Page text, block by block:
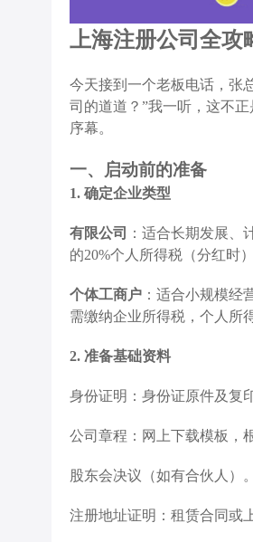
上海注册公司全攻
今天接到一个老板电话，张
司的道道？”我一听，这不
序幕。
一、启动前的准备
1. 确定企业类型
有限公司
：适合长期发展、
的20%个人所得税（分红时）
个体工商户 ：适合小规模
需缴纳企业所得税，个人所
2. 准备基础资料
身份证明：身份证原件及复
公司章程：网上下载模板，
股东会决议（如有合伙人）。
注册地址证明：租赁合同或